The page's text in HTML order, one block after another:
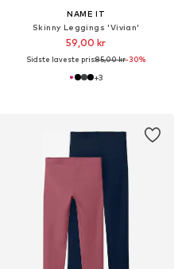
NAME IT
Skinny Leggings 'Vivian'
59,00 kr
Sidste laveste pris:85,00 kr-30%
+3